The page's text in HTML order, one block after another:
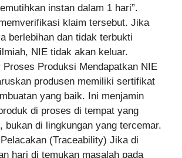
instan dalam 1 hari”.
klaim tersebut. Jika
berlebihan dan tidak terbukti
NIE tidak akan keluar.
Proses Produksi Mendapatkan NIE
produsen memiliki sertifikat
yang baik. Ini menjamin
di proses di tempat yang
bukan di lingkungan yang tercemar.
(Traceability) Jika di
hari di temukan masalah pada